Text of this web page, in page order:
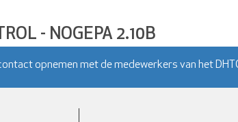
- NOGEPA 2.10B
opnemen met de medewerkers van het